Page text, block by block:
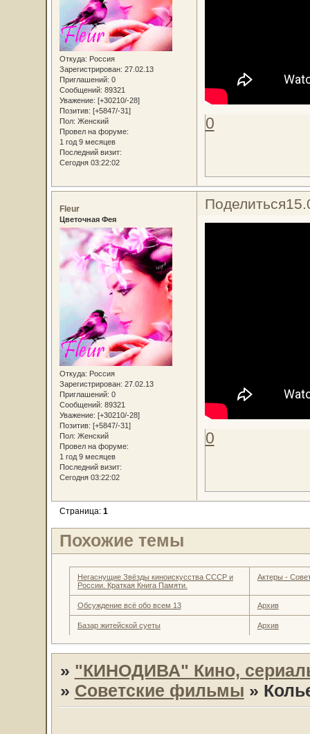
Откуда: Россия
Зарегистрирован: 27.02.13
Приглашений: 0
Сообщений: 89321
Уважение: [+30210/-28]
Позитив: [+5847/-31]
Пол: Женский
Провел на форуме:
1 год 9 месяцев
Последний визит:
Сегодня 03:22:02
0
Поделиться
Fleur
Цветочная Фея
Откуда: Россия
Зарегистрирован: 27.02.13
Приглашений: 0
Сообщений: 89321
Уважение: [+30210/-28]
Позитив: [+5847/-31]
Пол: Женский
Провел на форуме:
1 год 9 месяцев
Последний визит:
Сегодня 03:22:02
0
Страница: 1
Похожие темы
Негаснущие Звёзды киноискусства СССР и
России. Краткая Книга Памяти.
Актеры -
Обсуждение всё обо всем 13 Архив
Базар житейской суеты Архив
» "КИНОДИВА" Кино,
» Советские фильмы »